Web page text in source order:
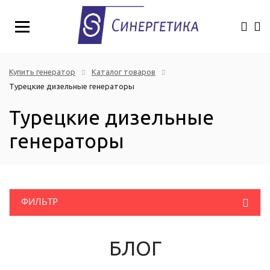
Купить генератор
Каталог товаров
Турецкие дизельные генераторы
Турецкие дизельные
генераторы
ФИЛЬТР
Однофазные промышленные генераторы
БЛОГ